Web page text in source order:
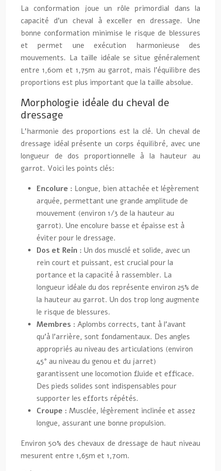
La conformation joue un rôle primordial dans la
capacité d’un cheval à exceller en dressage. Une
bonne conformation minimise le risque de blessures
et permet une exécution harmonieuse des
mouvements. La taille idéale se situe généralement
entre 1,60m et 1,75m au garrot, mais l’équilibre des
proportions est plus important que la taille absolue.
Morphologie idéale du cheval de
dressage
L’harmonie des proportions est la clé. Un cheval de
dressage idéal présente un corps équilibré, avec une
longueur de dos proportionnelle à la hauteur au
garrot. Voici les points clés:
Encolure : Longue, bien attachée et légèrement
arquée, permettant une grande amplitude de
mouvement (environ 1/3 de la hauteur au
garrot). Une encolure basse et épaisse est à
éviter pour le dressage.
Dos et Rein : Un dos musclé et solide, avec un
rein court et puissant, est crucial pour la
portance et la capacité à rassembler. La
longueur idéale du dos représente environ 25% de
la hauteur au garrot. Un dos trop long augmente
le risque de blessures.
Membres : Aplombs corrects, tant à l’avant
qu’à l’arrière, sont fondamentaux. Des angles
appropriés au niveau des articulations (environ
45° au niveau du genou et du jarret)
garantissent une locomotion fluide et efficace.
Des pieds solides sont indispensables pour
supporter les efforts répétés.
Croupe : Musclée, légèrement inclinée et assez
longue, assurant une bonne propulsion.
Environ 50% des chevaux de dressage de haut niveau
mesurent entre 1,65m et 1,70m.